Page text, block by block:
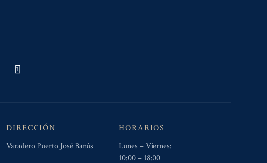
DIRECCIÓN
Varadero Puerto José Banús
HORARIOS
Lunes – Viernes:
10:00 – 18:00